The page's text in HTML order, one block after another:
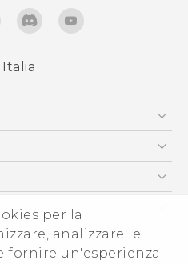
per la
analizzare le
fornire un'esperienza
regulatory guide
Italia